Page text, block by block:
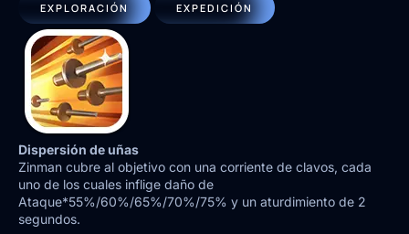
EXPLORACIÓN EXPEDICIÓN
Dispersión de uñas
Zinman cubre al objetivo con una corriente de clavos, cada
uno de los cuales inflige daño de
Ataque*55%/60%/65%/70%/75% y un aturdimiento de 2
segundos.